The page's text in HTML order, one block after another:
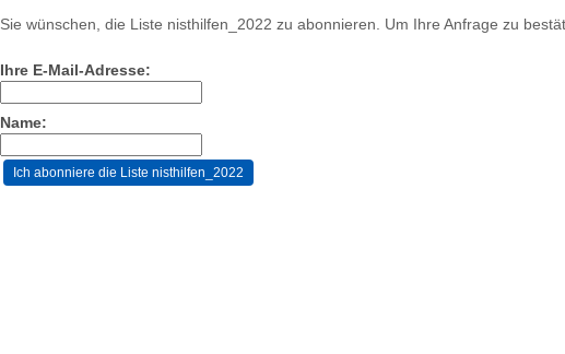
Sie wünschen, die Liste nisthilfen_2022 zu abonnieren. Um Ihre Anfrage zu
Ihre E-Mail-Adresse:
Name: